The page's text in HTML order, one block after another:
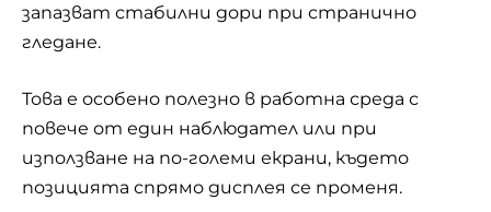
запазват стабилни дори при странично
гледане.
Това е особено полезно в работна среда с
повече от един наблюдател или при
използване на по-големи екрани, където
позицията спрямо дисплея се променя.